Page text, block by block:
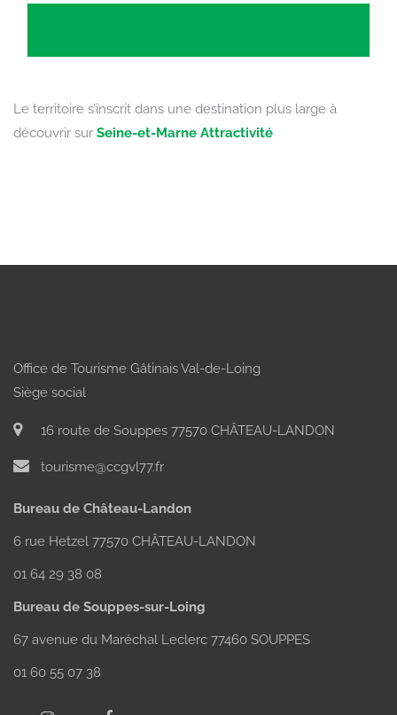
Le territoire s’inscrit dans une destination plus large à
découvrir sur Seine-et-Marne Attractivité
Office de Tourisme Gâtinais Val-de-Loing
Siège social
16 route de Souppes 77570 CHÂTEAU-LANDON
tourisme@ccgvl77.fr
Bureau de Château-Landon
6 rue Hetzel 77570 CHÂTEAU-LANDON
01 64 29 38 08
Bureau de Souppes-sur-Loing
67 avenue du Maréchal Leclerc 77460 SOUPPES
01 60 55 07 38